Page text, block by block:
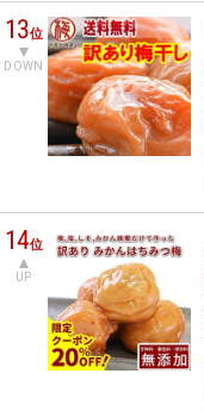
13位
DOWN
14位
UP